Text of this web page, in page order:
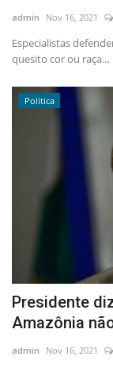
admin Nov 16, 2021
Especialistas
quesito cor ou raça...
Politica
Presidente
Amazônia
admin Nov 16, 2021